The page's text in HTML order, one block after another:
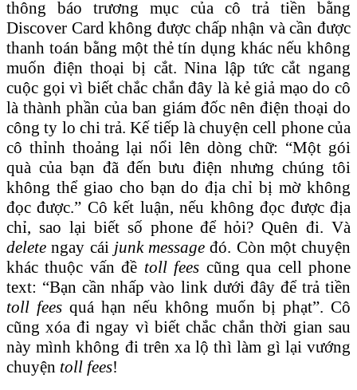
thông báo trương mục của cô trả tiền bằng
Discover Card không được chấp nhận và cần được
thanh toán bằng một thẻ tín dụng khác nếu không
muốn điện thoại bị cắt. Nina lập tức cắt ngang
cuộc gọi vì biết chắc chắn đây là kẻ giả mạo do cô
là thành phần của ban giám đốc nên điện thoại do
công ty lo chi trả. Kế tiếp là chuyện cell phone của
cô thỉnh thoảng lại nổi lên dòng chữ: “Một gói
quà của bạn đã đến bưu điện nhưng chúng tôi
không thể giao cho bạn do địa chỉ bị mờ không
đọc được.” Cô kết luận, nếu không đọc được địa
chỉ, sao lại biết số phone để hỏi? Quên đi. Và
delete ngay cái junk message đó. Còn một chuyện
khác thuộc vấn đề toll fees cũng qua cell phone
text: “Bạn cần nhấp vào link dưới đây để trả tiền
toll fees quá hạn nếu không muốn bị phạt”. Cô
cũng xóa đi ngay vì biết chắc chắn thời gian sau
này mình không đi trên xa lộ thì làm gì lại vướng
chuyện toll fees!